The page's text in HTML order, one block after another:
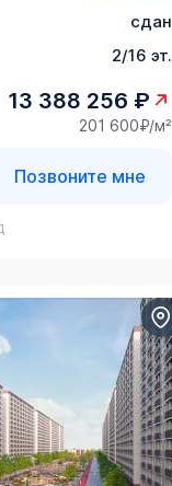
сдан
2/16 эт.
13 388 256 ₽
201 600₽/м²
Позвоните мне